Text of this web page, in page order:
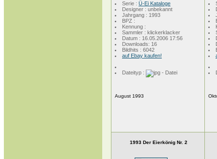
Serie : Ü-Ei Kataloge
Designer : unbekannt
Jahrgang : 1993
BPZ :
Kennung :
Sammler : klickerklacker
Datum : 16.05.2006 17:56
Downloads: 16
Bildhits : 6042
auf Ebay kaufen!
Dateityp :
August 1993
1993 Der Eierkönig Nr. 2